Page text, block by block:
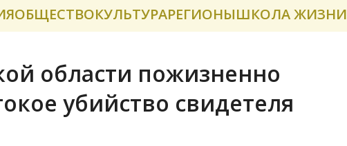
ОБЩЕСТВОКУЛЬТУРАРЕГИОНЫШКОЛА ЖИЗНИ
области пожизненно
убийство свидетеля